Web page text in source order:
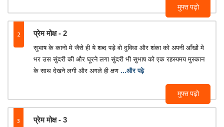
मुफ्त पढ़ो
2 प्रेम मोक्ष - 2
मुफ्त पढ़ो
सुभाष के कानो मे जैसे ही ये शब्द पड़े वो दुविधा और शंका को अपनी आँखों मे
भर उस सुंदरी की और घूरने लगा सुंदरी भी सुभाष को एक रहस्यमय मुस्कान
के साथ देखने लगी और अगले ही क्षण ...और पढ़े
3 प्रेम मोक्ष - 3